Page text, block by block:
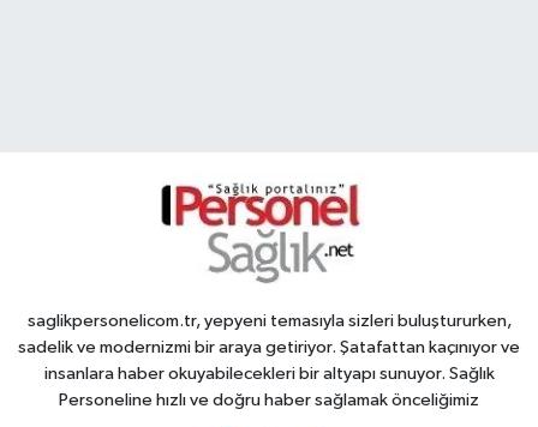
saglikpersonelicom.tr, yepyeni temasıyla sizleri buluştururken,
sadelik ve modernizmi bir araya getiriyor. Şatafattan kaçınıyor ve
insanlara haber okuyabilecekleri bir altyapı sunuyor. Sağlık
Personeline hızlı ve doğru haber sağlamak önceliğimiz